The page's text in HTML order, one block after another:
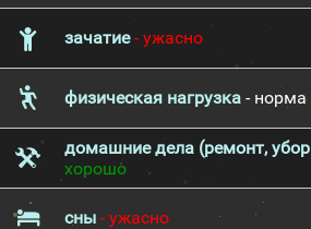
зачатие- ужасно
физическая нагрузка - норма
домашние дела (ремонт,
хорошо
сны - ужасно